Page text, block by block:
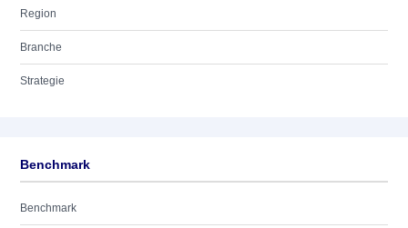
Region
Branche
Strategie
Benchmark
Benchmark